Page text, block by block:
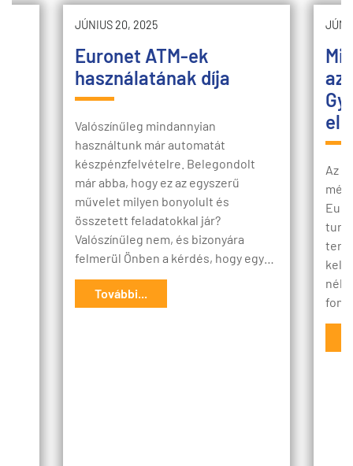
JÚNIUS 20, 2025
Euronet ATM-ek
használatának díja
Valószínűleg mindannyian
használtunk már automatát
készpénzfelvételre. Belegondolt
már abba, hogy ez az egyszerű
művelet milyen bonyolult és
összetett feladatokkal jár?
Valószínűleg nem, és bizonyára
felmerül Önben a kérdés, hogy egy…
További...
az
Az